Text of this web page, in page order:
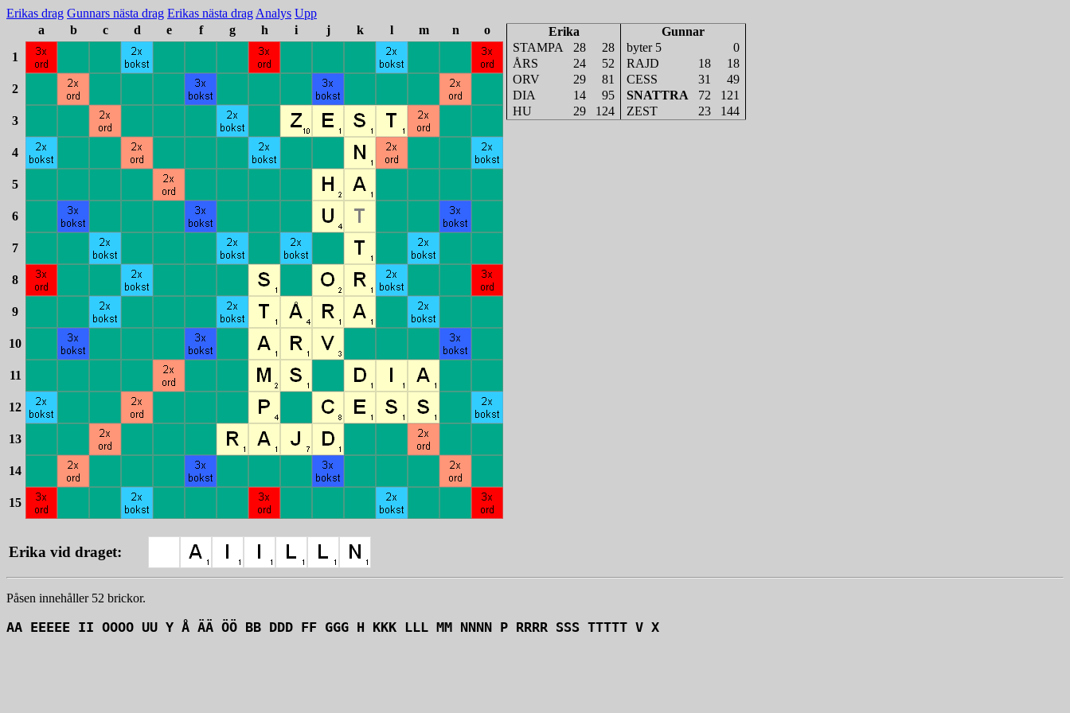
Erikas drag Gunnars nästa drag Erikas nästa drag Analys Upp
a
b c d e f g h i j k l m n
o
1
2
3
4
5
6
7
8
9
10
11
12
13
14
15
Erika
Gunnar
STAMPA
28 28 byter 5
0
ÅRS
24 52 RAJD 18
18
ORV
29 81 CESS 31
49
DIA
14 95 SNATTRA 72
121
HU
29 124 ZEST 23 144
Erika vid draget:
Påsen innehåller 52 brickor.
AA EEEEE II OOOO UU Y Å ÄÄ ÖÖ BB DDD FF GGG H KKK LLL MM NNNN P RRRR SSS TTTTT V X